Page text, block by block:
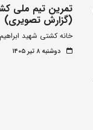
تمرین تیم ملی
(گزارش تصویری)
خانه کشتی شهید ابراهیم
دوشنبه ۸ تیر ۱۴۰۵